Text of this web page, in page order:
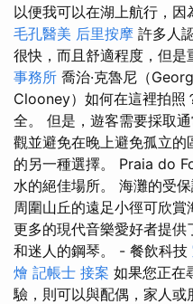
以便我可以在湖上航行，因
毛孔醫美 后里按摩 許多人
很快，而且舒適程度，但是
事務所 喬治·克魯尼（
Clooney）如何在這裡拍
全。 但是，遊客需要採取
觀並避免在晚上避免孤立
的另一種選擇。 Praia do
水的絕佳場所。 海灘的受
周圍山丘的遠足小徑可欣
更多的現代音樂愛好者提
和迷人的鋼琴。 - 餐飲科技
燴 記帳士 接案 如果您正在
驗，則可以與配偶，家人